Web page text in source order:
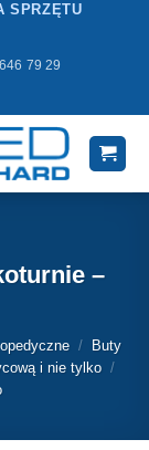
SPRZĘTU
79 29
–
/
Buty
i nie tylko /